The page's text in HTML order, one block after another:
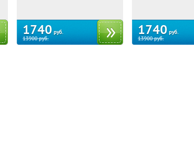
1740 руб.
13900руб.
1740 руб.
13900руб.